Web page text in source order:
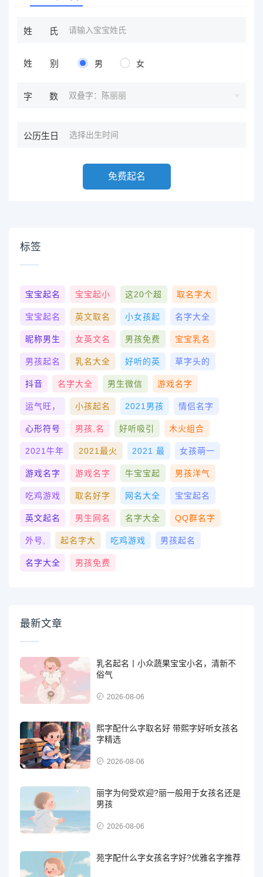
姓氏
姓别 男 女
字数 双叠字：陈丽丽
公历生日
免费起名
标签
宝宝起名 宝宝起小 这20个超 取名字大
宝宝起名 英文取名 小女孩起 名字大全
昵称男生 女英文名 男孩免费 宝宝乳名
男孩起名 乳名大全 好听的英 草字头的
抖音 名字大全 男生微信 游戏名字
运气旺， 小孩起名 2021男孩 情侣名字
心形符号 男孩,名 好听吸引 木火组合
2021牛年 2021最火 2021 最 女孩萌一
游戏名字 游戏名字 牛宝宝起 男孩洋气
吃鸡游戏 取名好字 网名大全 宝宝起名
英文起名 男生网名 名字大全 QQ群名字
外号, 起名字大 吃鸡游戏 男孩起名
名字大全 男孩免费
最新文章
乳名起名丨小众蔬果宝宝小名，清新不
俗气
2026-08-06
熙字配什么字取名好 带熙字好听女孩名
字精选
2026-08-06
丽字为何受欢迎?丽一般用于女孩名还是
男孩
2026-08-06
苑字配什么字女孩名字好?优雅名字推荐